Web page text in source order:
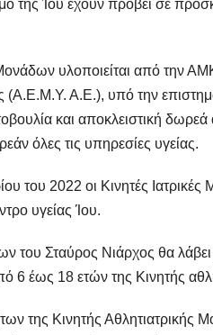
της Ίου έχουν προβεί σε
υλοποιείται από την
Α.Ε.), υπό την
και αποκλειστική
όλες τις υπηρεσίες υγείας.
του 2022 οι Κινητές Ιατρικές
υγείας Ίου.
του Σταύρος Νιάρχος θα
6 έως 18 ετών της Κινητής
της Κινητής Αθλητιατρικής